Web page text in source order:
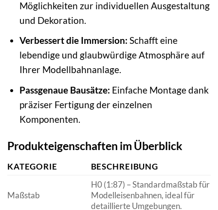
Möglichkeiten zur individuellen Ausgestaltung
und Dekoration.
Verbessert die Immersion: Schafft eine
lebendige und glaubwürdige Atmosphäre auf
Ihrer Modellbahnanlage.
Passgenaue Bausätze: Einfache Montage dank
präziser Fertigung der einzelnen
Komponenten.
Produkteigenschaften im Überblick
KATEGORIE BESCHREIBUNG
Maßstab
H0 (1:87) – Standardmaßstab für
Modelleisenbahnen, ideal für
detaillierte Umgebungen.